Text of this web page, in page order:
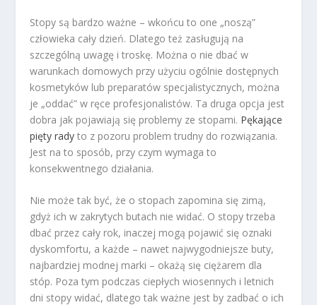
Stopy są bardzo ważne – wkońcu to one „noszą”
człowieka cały dzień. Dlatego też zasługują na
szczególną uwagę i troskę. Można o nie dbać w
warunkach domowych przy użyciu ogólnie dostępnych
kosmetyków lub preparatów specjalistycznych, można
je „oddać” w ręce profesjonalistów. Ta druga opcja jest
dobra jak pojawiają się problemy ze stopami. Pękające
pięty rady to z pozoru problem trudny do rozwiązania.
Jest na to sposób, przy czym wymaga to
konsekwentnego działania.
Nie może tak być, że o stopach zapomina się zimą,
gdyż ich w zakrytych butach nie widać. O stopy trzeba
dbać przez cały rok, inaczej mogą pojawić się oznaki
dyskomfortu, a każde – nawet najwygodniejsze buty,
najbardziej modnej marki – okażą się ciężarem dla
stóp. Poza tym podczas ciepłych wiosennych i letnich
dni stopy widać, dlatego tak ważne jest by zadbać o ich